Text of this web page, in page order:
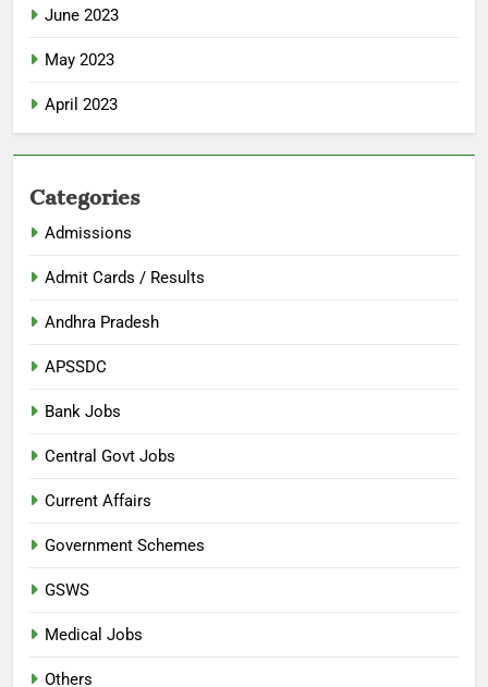
June 2023
May 2023
April 2023
Categories
Admissions
Admit Cards / Results
Andhra Pradesh
APSSDC
Bank Jobs
Central Govt Jobs
Current Affairs
Government Schemes
GSWS
Medical Jobs
Others